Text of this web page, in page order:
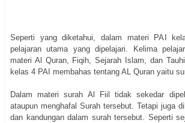
Seperti yang diketahui, dalam materi PAI
pelajaran utama yang dipelajari. Kelima
materi Al Quran, Fiqih, Sejarah Islam, dan
kelas 4 PAI membahas tentang AL Quran yaitu
Dalam materi surah Al Fiil tidak sekedar
ataupun menghafal Surah tersebut. Tetapi juga
dan kandungan dalam surah tersebut. Seperti